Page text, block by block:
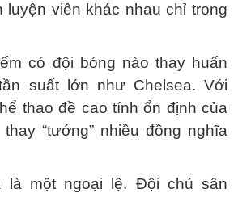
luyện viên khác nhau chỉ trong
có đội bóng nào thay huấn
suất lớn như Chelsea. Với
thao đề cao tính ổn định của
“tướng” nhiều đồng nghĩa
là một ngoại lệ. Đội chủ sân